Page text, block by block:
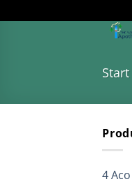
Inhalt
Start
4